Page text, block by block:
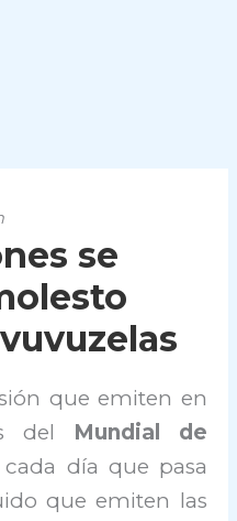
se
que emiten en
del Mundial de
día que pasa
que emiten las